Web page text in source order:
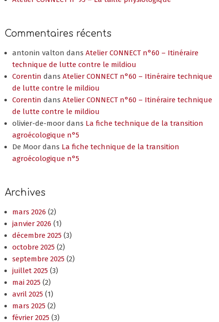
antonin valton dans
Atelier CONNECT n°60 – Itinéraire
technique de lutte contre le mildiou
Corentin dansAtelier CONNECT n°60 – Itinéraire technique
de lutte contre le mildiou
Corentin dans Atelier CONNECT n°60 – Itinéraire technique
de lutte contre le mildiou
olivier-de-moordans La fiche technique de la transition
agroécologique n°5
De MoordansLa fiche technique de la transition
agroécologique n°5
mars 2026
janvier 2026
décembre 2025
octobre 2025(2)
septembre 2025(2)
juillet 2025(3)
mai 2025(2)
avril 2025(1)
mars 2025(2)
février 2025(3)
janvier 2025(1)
décembre 2024